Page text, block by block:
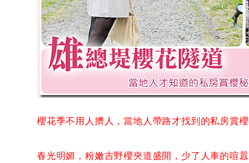
櫻花季不用人擠人，當地人帶路才找到的私房賞
春光明媚，粉嫩吉野櫻夾道盛開，少了人車的喧